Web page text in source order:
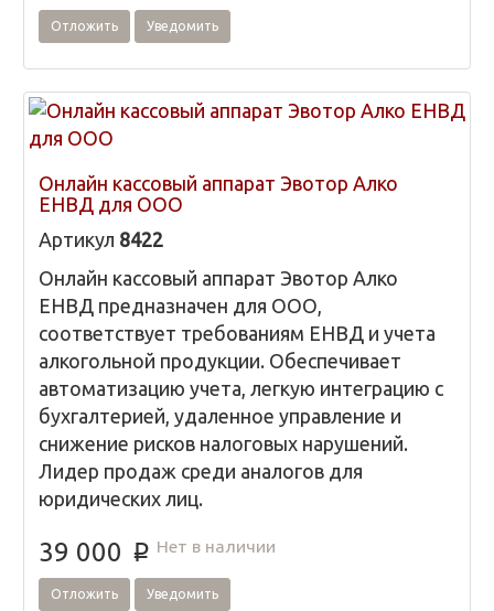
Отложить Уведомить
Онлайн кассовый аппарат Эвотор Алко
ЕНВД для ООО
Артикул 8422
Онлайн кассовый аппарат Эвотор Алко
ЕНВД предназначен для ООО,
соответствует требованиям ЕНВД и учета
алкогольной продукции. Обеспечивает
автоматизацию учета, легкую интеграцию с
бухгалтерией, удаленное управление и
снижение рисков налоговых нарушений.
Лидер продаж среди аналогов для
юридических лиц.
39 000 p Нет в наличии
Отложить Уведомить